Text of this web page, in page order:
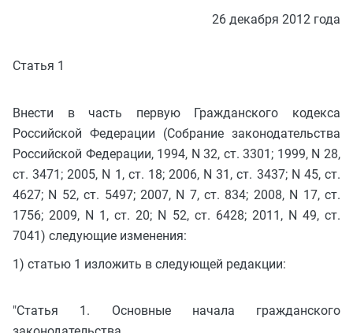
26 декабря 2012 года
Статья 1
Внести в часть первую Гражданского кодекса
Российской Федерации (Собрание законодательства
Российской Федерации, 1994, N 32, ст. 3301; 1999, N 28,
ст. 3471; 2005, N 1, ст. 18; 2006, N 31, ст. 3437; N 45, ст.
4627; N 52, ст. 5497; 2007, N 7, ст. 834; 2008, N 17, ст.
1756; 2009, N 1, ст. 20; N 52, ст. 6428; 2011, N 49, ст.
7041) следующие изменения:
1) статью 1 изложить в следующей редакции:
"Статья 1. Основные начала гражданского